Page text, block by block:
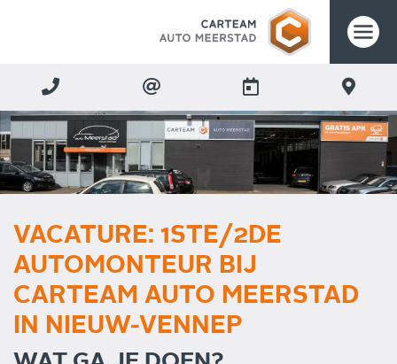
VACATURE: 1STE/2DE
AUTOMONTEUR BIJ
CARTEAM AUTO MEERSTAD
IN NIEUW-VENNEP